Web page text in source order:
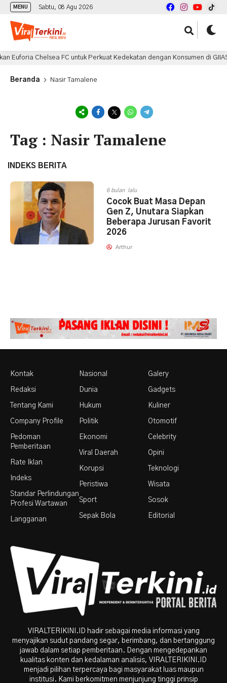
MENU Sabtu, 08 Agu 2026
Euforia Chelsea FC untuk Perkuat Kedekatan dengan Konsumen di GIIAS
Beranda Nasir Tamalene
Tag : Nasir Tamalene
INDEKS BERITA
6 bulan lalu
Cocok Buat Masa Depan
Gen Z, Unutara Siapkan
Beberapa Jurusan Favorit
2026
Arthur
Kontak
Redaksi
Tentang Kami
Company Profile
Pedoman
Pemberitaan
Rate Iklan
Indeks
Standar Perlindungan
Profesi Wartawan
Langganan
Nasional
Dunia
Hukum
Politik
Ekonomi
Viral Daerah
Korupsi
Peristiwa
Sport
Sepak Bola
Galery
Gadgets
Kuliner
Otomotif
Celebrity
Opini
Teknologi
Wisata
Sosok
Editorial
VIRALTERIKINI.ID hadir sebagai media informasi yang
menyajikan sudut pandang segar, berimbang, dan bertanggung
jawab dalam setiap pemberitaan. Dengan mengedepankan
kualitas konten dan kedalaman analisis, VIRALTERIKINI.ID
menjadi pilihan terpercaya bagi masyarakat luas maupun
institusi. Kami berkomitmen menjunjung tinggi prinsip